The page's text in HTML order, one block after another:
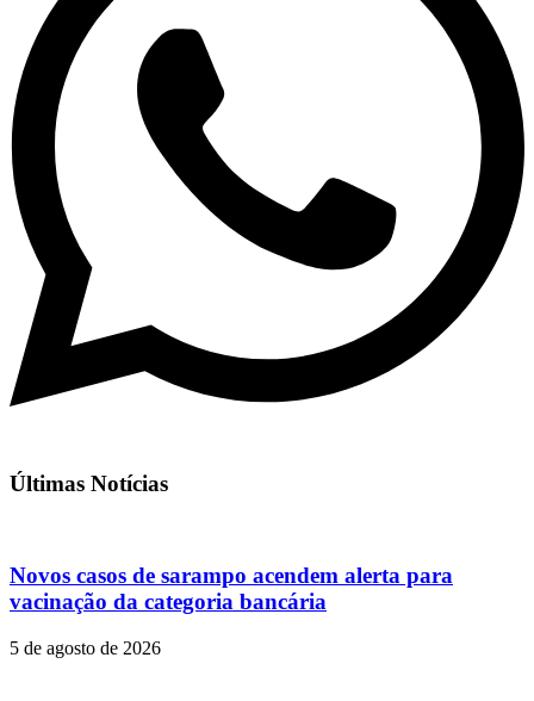
Últimas Notícias
Novos casos de sarampo acendem alerta para
vacinação da categoria bancária
5 de agosto de 2026